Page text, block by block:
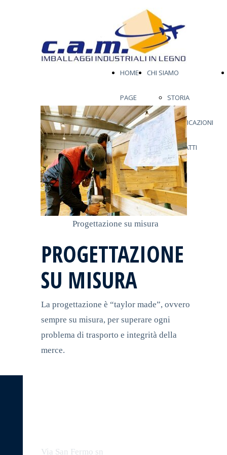
HOME
PAGE
CHI SIAMO
STORIA
CERTIFICAZIONI
CONTATTI
PROGETTAZIONE
SU MISURA
La progettazione è “taylor made”, ovvero
sempre su misura, per superare ogni
problema di trasporto e integrità della
merce.
Progettazione su misura
Via San Fermo sn